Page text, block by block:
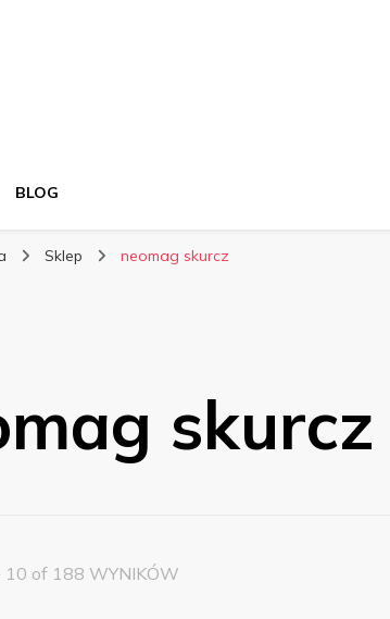
BLOG
Sklep neomag skurcz
skurcz
10 of 188 WYNIKÓW